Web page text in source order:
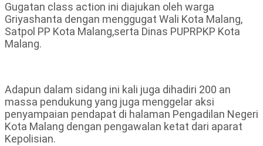
Gugatan class action ini diajukan oleh warga
Griyashanta dengan menggugat Wali Kota Malang,
Satpol PP Kota Malang,serta Dinas PUPRPKP Kota
Malang.
Adapun dalam sidang ini kali juga dihadiri 200 an
massa pendukung yang juga menggelar aksi
penyampaian pendapat di halaman Pengadilan Negeri
Kota Malang dengan pengawalan ketat dari aparat
Kepolisian.